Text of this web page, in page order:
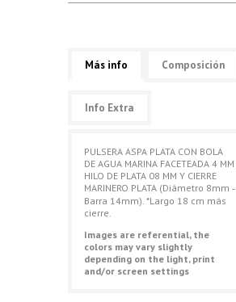
Más info Composición
Info Extra
PULSERA ASPA PLATA CON BOLA
DE AGUA MARINA FACETEADA 4 MM
HILO DE PLATA 08 MM Y CIERRE
MARINERO PLATA (Diámetro 8mm ‐
Barra 14mm). *Largo 18 cm más
cierre.
Images are referential, the
colors may vary slightly
depending on the light, print
and/or screen settings